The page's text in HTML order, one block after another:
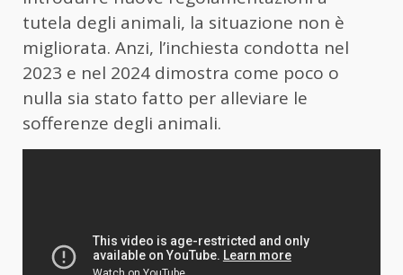
tutela degli animali, la situazione non è
migliorata. Anzi, l’inchiesta condotta nel
2023 e nel 2024 dimostra come poco o
nulla sia stato fatto per alleviare le
sofferenze degli animali.